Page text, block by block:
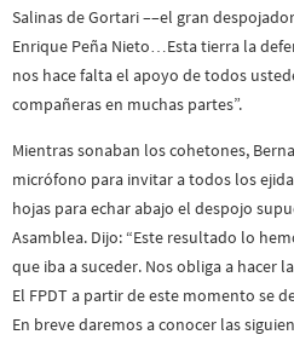
Salinas de Gortari ––el gran
Enrique Peña Nieto…Esta tierra la
nos hace falta el apoyo de todos
compañeras en muchas partes”.
Mientras sonaban los cohetones,
micrófono para invitar a todos los
hojas para echar abajo el despojo
Asamblea. Dijo: “Este resultado lo
que iba a suceder. Nos obliga a hacer
El FPDT a partir de este momento se
En breve daremos a conocer las